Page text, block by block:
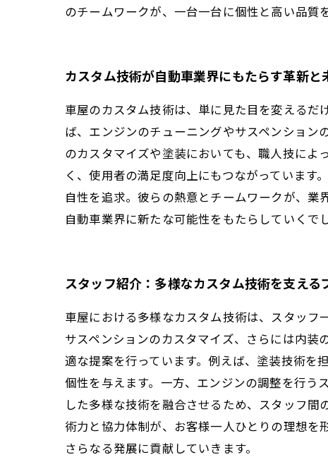
のチームワークが、一台一台に個性と高い品質
カスタム技術が自動車業界にもたらす革新と
車屋のカスタム技術は、単に見た目を変える
ば、エンジンのチューニングやサスペンショ
のカスタマイズや塗装においても、職人技に
く、使用者の満足度向上にもつながっていま
自性を追求。彼らの熱意とチームワークが、
自動車業界に新たな可能性をもたらしていくで
スタッフ紹介：多様なカスタム技術を支える
車屋における多様なカスタム技術は、スタッフ
サスペンションのカスタマイズ、さらには内
適な提案を行っています。例えば、塗装技術を
個性を与えます。一方、エンジンの調整を行う
した多様な技術を融合させるため、スタッフ
術力と協力体制が、お客様一人ひとりの理想を
さらなる発展に貢献していきます。